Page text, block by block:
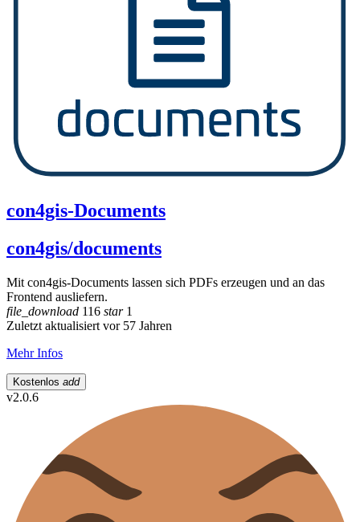
con4gis-Documents
con4gis/documents
Mit con4gis-Documents lassen sich PDFs erzeugen und an das
Frontend ausliefern.
file_download 116 star1
Zuletzt aktualisiert vor 57 Jahren
Mehr Infos
Kostenlos add
v2.0.6